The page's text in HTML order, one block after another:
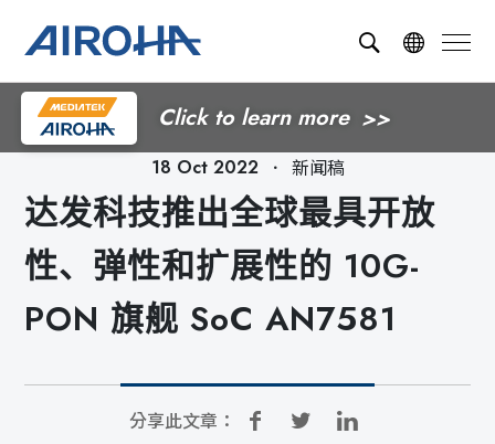
Click to learn more
18 Oct 2022 ． 新闻稿
达发科技推出全球最具开放
性、弹性和扩展性的 10G-
PON 旗舰 SoC AN7581
分享此文章：